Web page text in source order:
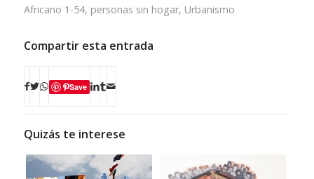
Africano 1-54, personas sin hogar, Urbanismo
Compartir esta entrada
Save
Quizás te interese